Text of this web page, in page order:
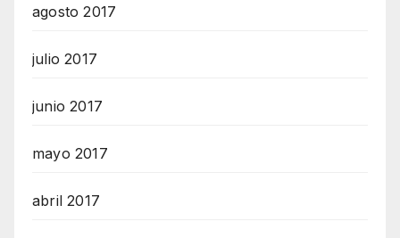
agosto 2017
julio 2017
junio 2017
mayo 2017
abril 2017